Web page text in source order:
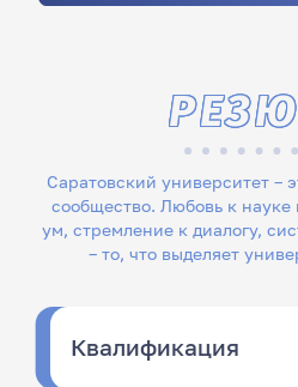
Саратовский университет –
сообщество. Любовь к
ум, стремление к диалогу, системность и трудолюбие
– то, что выделяет
Квалификация